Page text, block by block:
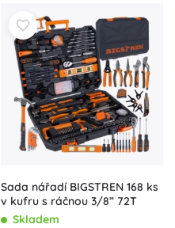
Sada nářadí BIGSTREN 168 ks
v kufru s ráčnou 3/8” 72T
Skladem